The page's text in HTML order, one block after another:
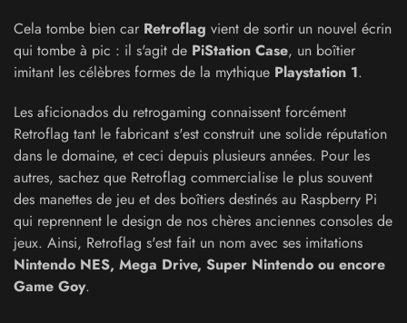
Cela tombe bien car Retroflag vient de sortir un nouvel écrin
qui tombe à pic : il s'agit de PiStation Case, un boîtier
imitant les célèbres formes de la mythique Playstation 1.
Les aficionados du retrogaming connaissent forcément
Retroflag tant le fabricant s'est construit une solide réputation
dans le domaine, et ceci depuis plusieurs années. Pour les
autres, sachez que Retroflag commercialise le plus souvent
des manettes de jeu et des boîtiers destinés au Raspberry Pi
qui reprennent le design de nos chères anciennes consoles de
jeux. Ainsi, Retroflag s'est fait un nom avec ses imitations
Nintendo NES, Mega Drive, Super Nintendo ou encore
Game Goy.